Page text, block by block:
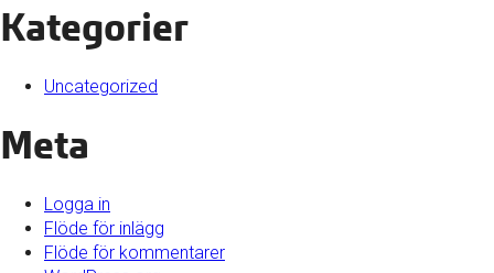
Kategorier
Uncategorized
Meta
Logga in
Flöde för inlägg
Flöde för kommentarer